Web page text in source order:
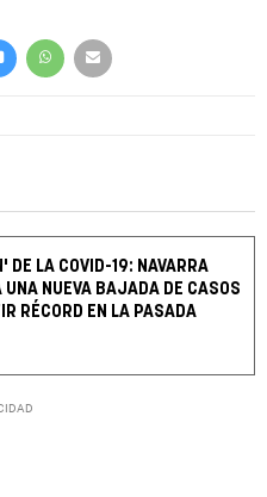
DE LA COVID-19: NAVARRA
UNA NUEVA BAJADA DE CASOS
RÉCORD EN LA PASADA